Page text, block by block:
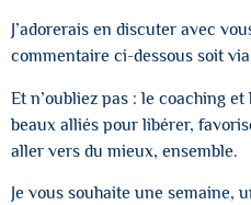
J’adorerais en discuter avec
commentaire ci-dessous soit
Et n’oubliez pas : le coaching
beaux alliés pour libérer,
aller vers du mieux, ensemble.
Je vous souhaite une semaine,